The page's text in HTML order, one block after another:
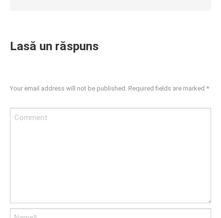
Lasă un răspuns
Your email address will not be published. Required fields are marked *
Name *